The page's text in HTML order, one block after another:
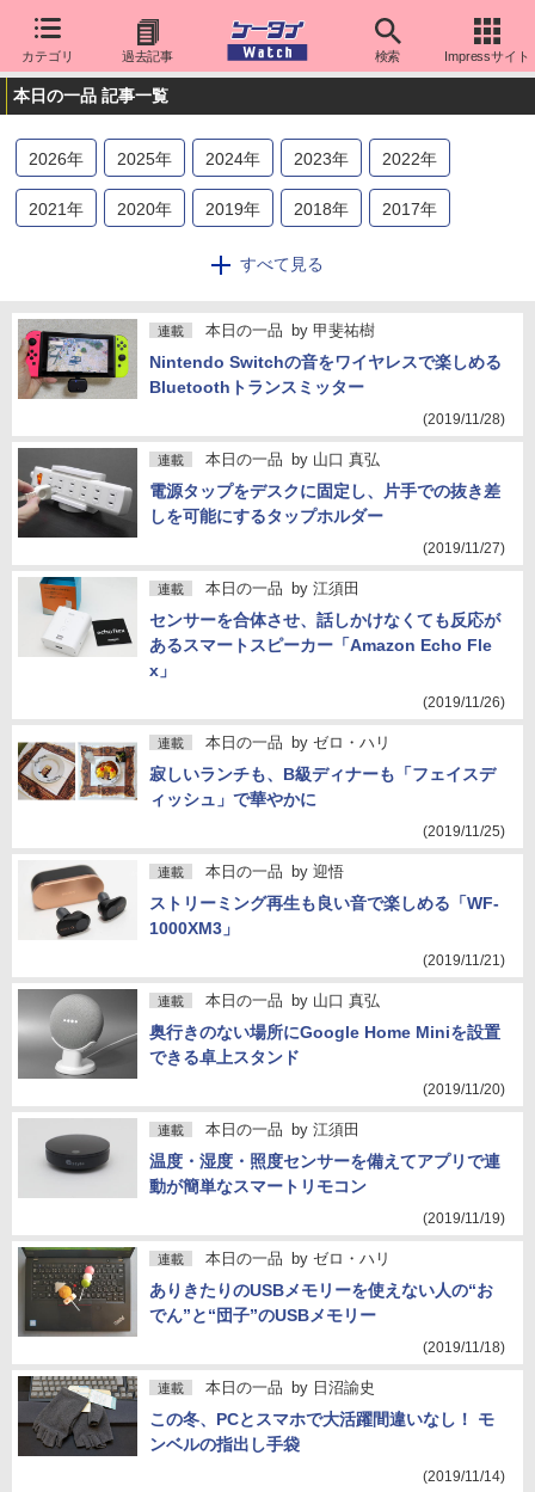
カテゴリ 過去記事 検索 Impressサイト
本日の一品 記事一覧
2026年 2025年 2024年 2023年 2022年
2021年 2020年 2019年 2018年 2017年
2014年 2013
すべて見る
連載 本日の一品 by 甲斐祐樹
Nintendo Switchの音をワイヤレスで楽しめる
Bluetoothトランスミッター
(2019/11/28)
連載 本日の一品 by 山口 真弘
電源タップをデスクに固定し、片手での抜き差
しを可能にするタップホルダー
(2019/11/27)
連載 本日の一品 by 江須田
センサーを合体させ、話しかけなくても反応が
あるスマートスピーカー「Amazon Echo Fle
x」
(2019/11/26)
連載 本日の一品 by ゼロ・ハリ
寂しいランチも、B級ディナーも「フェイスデ
ィッシュ」で華やかに
(2019/11/25)
連載 本日の一品 by 迎悟
ストリーミング再生も良い音で楽しめる「WF-
1000XM3」
(2019/11/21)
連載 本日の一品 by 山口 真弘
奥行きのない場所にGoogle Home Miniを設置
できる卓上スタンド
(2019/11/20)
連載 本日の一品 by 江須田
温度・湿度・照度センサーを備えてアプリで連
動が簡単なスマートリモコン
(2019/11/19)
連載 本日の一品 by ゼロ・ハリ
ありきたりのUSBメモリーを使えない人の“お
でん”と“団子”のUSBメモリー
(2019/11/18)
連載 本日の一品 by 日沼諭史
この冬、PCとスマホで大活躍間違いなし！ モ
ンベルの指出し手袋
(2019/11/14)